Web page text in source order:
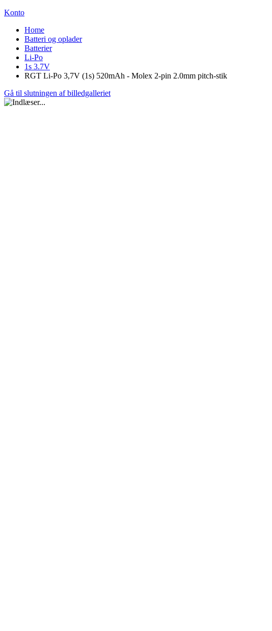
Konto
Home
Batteri og oplader
Batterier
Li-Po
1s 3.7V
RGT Li-Po 3,7V (1s) 520mAh - Molex 2-pin 2.0mm pitch-stik
Gå til slutningen af billedgalleriet